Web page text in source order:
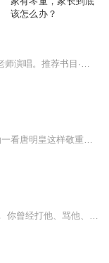
该怎么办？